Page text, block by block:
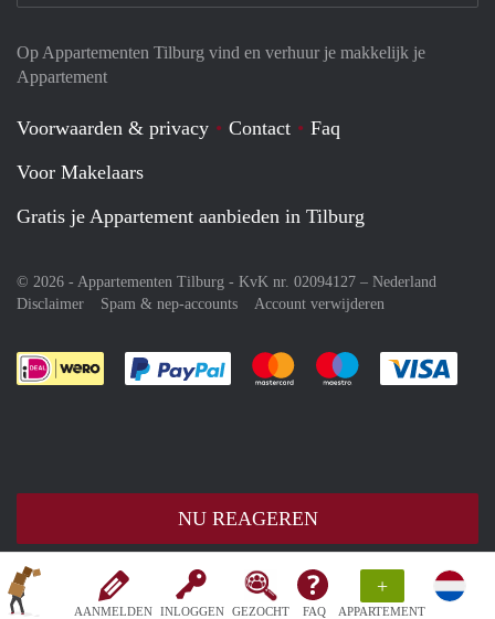
AANMELDEN INLOGGEN GEZOCHT FAQ
+
APPARTEMENT
NU REAGEREN
Op Appartementen Tilburg vind en verhuur je makkelijk je
Appartement
Voorwaarden & privacy Contact
Faq
Voor Makelaars
Gratis je Appartement aanbieden in Tilburg
© 2026 - Appartementen Tilburg - KvK nr. 02094127 – Nederland
Disclaimer
Spam & nep-accounts Account verwijderen
Je rekent gemakkelijk af met Paypal
Je rekent gemakkelijk af met
Je rekent